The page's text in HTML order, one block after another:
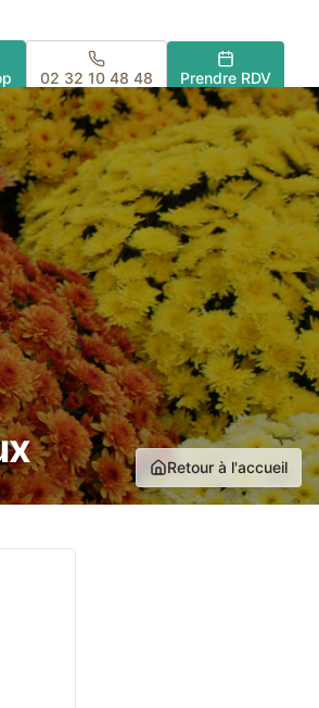
02 32 10 48 48 Prendre RDV
Retour à l'accueil